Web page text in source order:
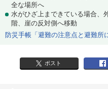
全な場所へ
水がひざ上まできている場合、
階、崖の反対側へ移動
防災手帳「避難の注意点と避難所
ポスト